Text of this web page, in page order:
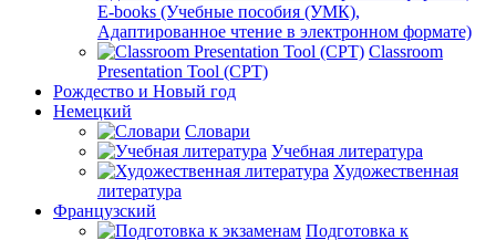
E-books (Учебные пособия (УМК),
Адаптированное чтение в электронном формате)
Classroom
Presentation Tool (CPT)
Рождество и Новый год
Немецкий
Словари
Учебная литература
Художественная
литература
Французский
Подготовка к